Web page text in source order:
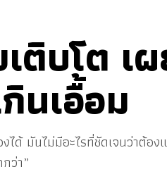
ติบโต เ
นเอื้อม
ด้ มันไม่มีอะไรที่ชัดเจนว่าต้อ
ว่า”